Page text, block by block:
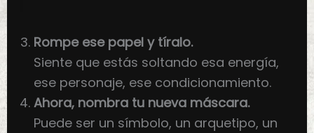
Rompe ese papel y tíralo.
Siente que estás soltando esa energía,
ese personaje, ese condicionamiento.
Ahora, nombra tu nueva máscara.
Puede ser un símbolo, un arquetipo, un